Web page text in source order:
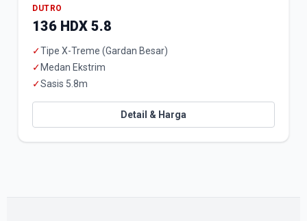
DUTRO
136 HDX 5.8
✓Tipe X-Treme (Gardan Besar)
✓ Medan Ekstrim
✓Sasis 5.8m
Detail & Harga